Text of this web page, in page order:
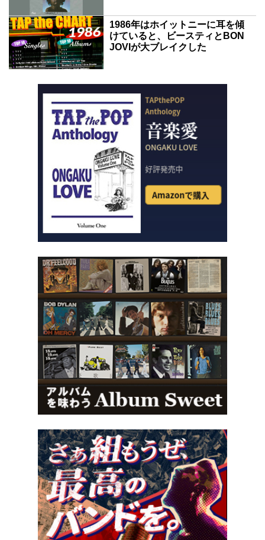
1986年はホイットニーに耳を傾
けていると、ビースティとBON
JOVIが大ブレイクした